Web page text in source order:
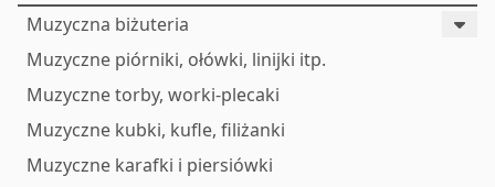
Muzyczna biżuteria
Muzyczne piórniki, ołówki, linijki itp.
Muzyczne torby, worki-plecaki
Muzyczne kubki, kufle, filiżanki
Muzyczne karafki i piersiówki